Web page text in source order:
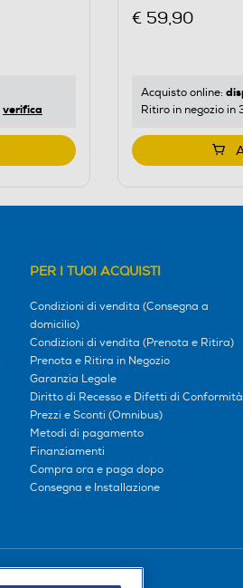
verifica
€ 59,90
Acquisto online:
Ritiro in negozio in
PER I TUOI ACQUISTI
Condizioni di vendita (Consegna a
domicilio)
Condizioni di vendita (Prenota e Ritira)
Prenota e Ritira in Negozio
Garanzia Legale
Diritto di Recesso e Difetti di Conformità
Prezzi e Sconti (Omnibus)
Metodi di pagamento
Finanziamenti
Compra ora e paga dopo
Consegna e Installazione